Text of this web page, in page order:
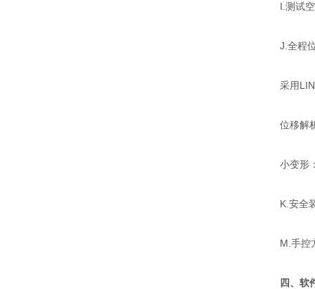
I.测试空
J.全程位
采用LINE
位移解析
小变形：
K.安全装
M.手控方
四、软